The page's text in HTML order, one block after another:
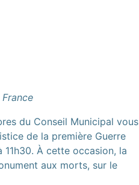
du Conseil Municipal vous
de la première Guerre
11h30. À cette occasion, la
aux morts, sur le